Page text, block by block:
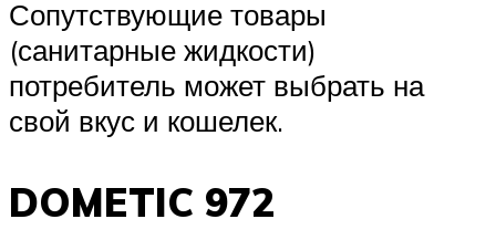
Сопутствующие товары
(санитарные жидкости)
потребитель может выбрать на
свой вкус и кошелек.
DOMETIC 972